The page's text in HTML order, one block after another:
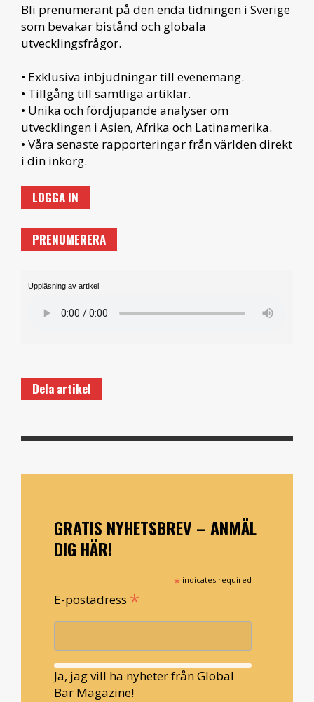
Bli prenumerant på den enda tidningen i Sverige
som bevakar bistånd och globala
utvecklingsfrågor.
• Exklusiva inbjudningar till evenemang.
• Tillgång till samtliga artiklar.
• Unika och fördjupande analyser om
utvecklingen i Asien, Afrika och Latinamerika.
• Våra senaste rapporteringar från världen direkt
i din inkorg.
LOGGA IN
PRENUMERERA
Uppläsning av artikel
Dela artikel
GRATIS NYHETSBREV – ANMÄL
DIG HÄR!
* indicates required
E-postadress *
Ja, jag vill ha nyheter från Global
Bar Magazine!